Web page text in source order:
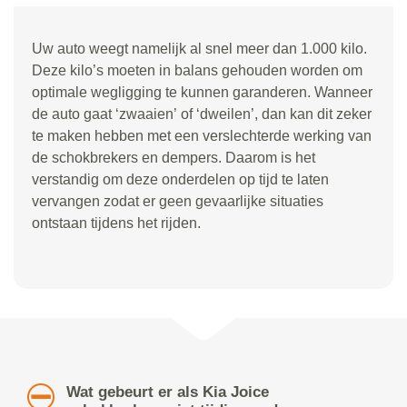
Uw auto weegt namelijk al snel meer dan 1.000 kilo.
Deze kilo’s moeten in balans gehouden worden om
optimale wegligging te kunnen garanderen. Wanneer
de auto gaat ‘zwaaien’ of ‘dweilen’, dan kan dit zeker
te maken hebben met een verslechterde werking van
de schokbrekers en dempers. Daarom is het
verstandig om deze onderdelen op tijd te laten
vervangen zodat er geen gevaarlijke situaties
ontstaan tijdens het rijden.
Wat gebeurt er als Kia Joice